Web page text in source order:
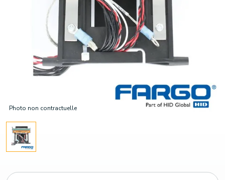
Photo non contractuelle